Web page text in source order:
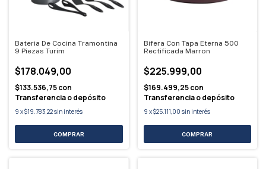
Bateria De Cocina Tramontina
9 Piezas Turim
$178.049,00
$133.536,75con
Transferencia o depósito
9 x$19.783,22sin interés
Bifera Con Tapa Eterna 500
Rectificada Marron
$225.999,00
$169.499,25con
Transferencia o depósito
9 x$25.111,00 sin interés